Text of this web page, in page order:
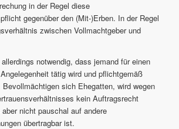
in der Regel diese
gegenüber den (Mit-)Erben. In der Regel
zwischen Vollmachtgeber und
notwendig, dass jemand für einen
tätig wird und pflichtgemäß
sich Ehegatten, wird wegen
kein Auftragsrecht
nicht pauschal auf andere
übertragbar ist.